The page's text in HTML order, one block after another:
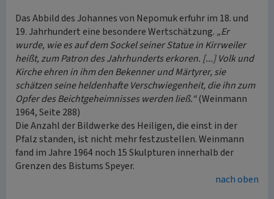
Das Abbild des Johannes von Nepomuk erfuhr im 18. und
19. Jahrhundert eine besondere Wertschätzung. „Er
wurde, wie es auf dem Sockel seiner Statue in Kirrweiler
heißt, zum Patron des Jahrhunderts erkoren. [...] Volk und
Kirche ehren in ihm den Bekenner und Märtyrer, sie
schätzen seine heldenhafte Verschwiegenheit, die ihn zum
Opfer des Beichtgeheimnisses werden ließ.“(Weinmann
1964, Seite 288)
Die Anzahl der Bildwerke des Heiligen, die einst in der
Pfalz standen, ist nicht mehr festzustellen. Weinmann
fand im Jahre 1964 noch 15 Skulpturen innerhalb der
Grenzen des Bistums Speyer.
nach oben